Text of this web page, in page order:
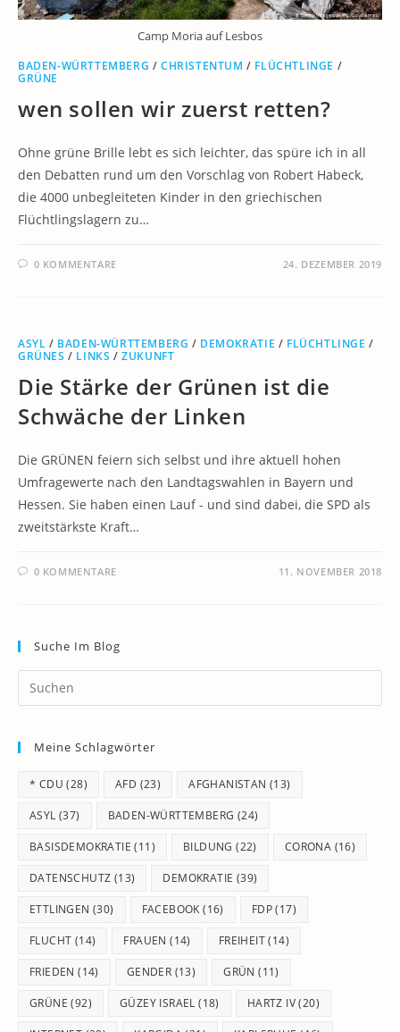
Camp Moria auf Lesbos
BADEN-WÜRTTEMBERG /CHRISTENTUM / FLÜCHTLINGE /
GRÜNE
wen sollen wir zuerst retten?
Ohne grüne Brille lebt es sich leichter, das spüre ich in all
den Debatten rund um den Vorschlag von Robert Habeck,
die 4000 unbegleiteten Kinder in den griechischen
Flüchtlingslagern zu…
0 KOMMENTARE 24. DEZEMBER 2019
ASYL / BADEN-WÜRTTEMBERG / DEMOKRATIE / FLÜCHTLINGE /
GRÜNES / LINKS /ZUKUNFT
Die Stärke der Grünen ist die
Schwäche der Linken
Die GRÜNEN feiern sich selbst und ihre aktuell hohen
Umfragewerte nach den Landtagswahlen in Bayern und
Hessen. Sie haben einen Lauf - und sind dabei, die SPD als
zweitstärkste Kraft…
0 KOMMENTARE 11. NOVEMBER 2018
Suche Im Blog
Meine Schlagwörter
* CDU (28) AFD (23) AFGHANISTAN (13)
ASYL (37) BADEN-WÜRTTEMBERG (24)
BASISDEMOKRATIE (11) BILDUNG (22) CORONA (16)
DATENSCHUTZ (13) DEMOKRATIE (39)
ETTLINGEN (30) FACEBOOK (16) FDP(17)
FLUCHT (14) FRAUEN (14) FREIHEIT(14)
FRIEDEN (14) GENDER (13) GRÜN (11)
GRÜNE (92) GÜZEY ISRAEL (18) HARTZ IV(20)